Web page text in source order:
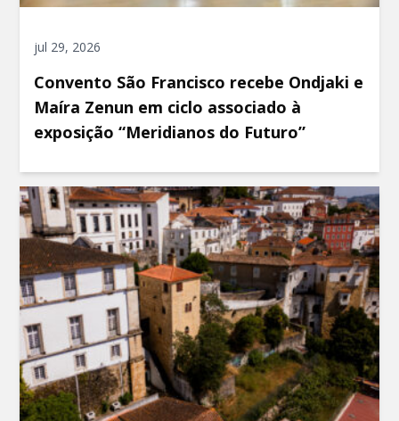
jul 29, 2026
Convento São Francisco recebe Ondjaki e
Maíra Zenun em ciclo associado à
exposição “Meridianos do Futuro”